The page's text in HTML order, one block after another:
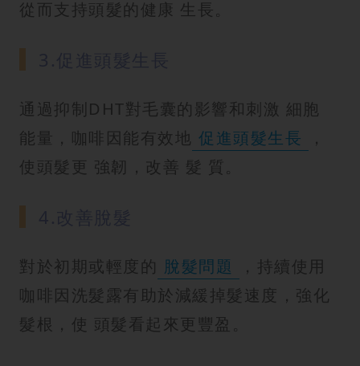
從而支持頭髮的健康 生長。
通過抑制DHT對毛囊的影響和刺激 細胞
能量，咖啡因能有效地 促進頭髮生長
，
使頭髮更 強韌，改善 髮 質。
對於初期或輕度的 脫髮問題
，持續使用
咖啡因洗髮露有助於減緩掉髮速度，強化
髮根，使 頭髮看起來更豐盈。